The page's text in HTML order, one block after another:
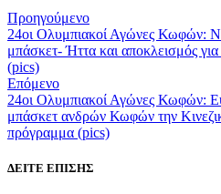
Προηγούμενο
24οι Ολυμπιακοί Αγώνες Κωφών:
μπάσκετ- Ήττα και αποκλεισμός
(pics)
Επόμενο
24οι Ολυμπιακοί Αγώνες Κωφών:
μπάσκετ ανδρών Κωφών την
πρόγραμμα (pics)
ΔΕΙΤΕ ΕΠΙΣΗΣ